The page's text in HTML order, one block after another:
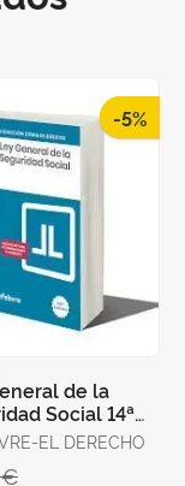
-5%
de la
Social 14ª
EL DERECHO
€